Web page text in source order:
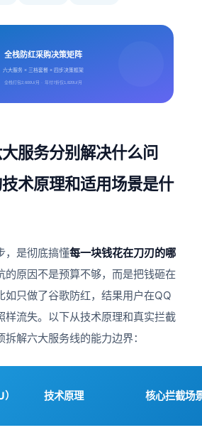
全栈防红采购决策矩阵
六大服务 × 三档套餐 × 四步决策框架
全栈打包2,600U/月 · 年付7折仅1,820U/月
服务分别解决什么问
术原理和适用场景是什
，是彻底搞懂每一块钱花在刀刃的哪
的原因不是预算不够，而是把钱砸在
只做了谷歌防红，结果用户在QQ
样流失。以下从技术原理和真实拦截
解六大服务线的能力边界：
技术原理 核心拦截场